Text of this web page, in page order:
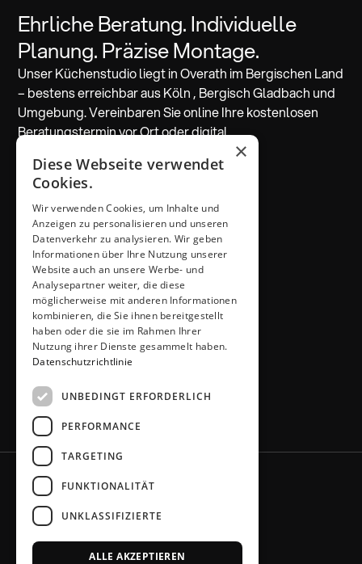
Ehrliche Beratung. Individuelle
Planung. Präzise Montage.
Unser Küchenstudio liegt in Overath im Bergischen Land
– bestens erreichbar aus Köln , Bergisch Gladbach und
Umgebung. Vereinbaren Sie online Ihre kostenlosen
Beratungstermin vor Ort oder digital.
Beratung vereinbaren
ADRESSE & KONTAKT
Küchen Thiemann
Thiemann GmbH
Krombacher Straße 4
51491 Overath
02206 / 6461
info@kuechen-thiemann.de
ÖFFNUNGSZEITEN
Mo – Fr
9 – 18 Uhr
Sa
9 – 13 Uhr
oder gerne nach Absprache
×
Diese Webseite verwendet
Cookies.
Wir verwenden Cookies, um Inhalte und
Anzeigen zu personalisieren und unseren
Datenverkehr zu analysieren. Wir geben
Informationen über Ihre Nutzung unserer
Website auch an unsere Werbe- und
Analysepartner weiter, die diese
möglicherweise mit anderen Informationen
kombinieren, die Sie ihnen bereitgestellt
haben oder die sie im Rahmen Ihrer
Nutzung ihrer Dienste gesammelt haben.
Datenschutzrichtlinie
UNBEDINGT ERFORDERLICH
PERFORMANCE
TARGETING
FUNKTIONALITÄT
UNKLASSIFIZIERTE
ALLE AKZEPTIEREN